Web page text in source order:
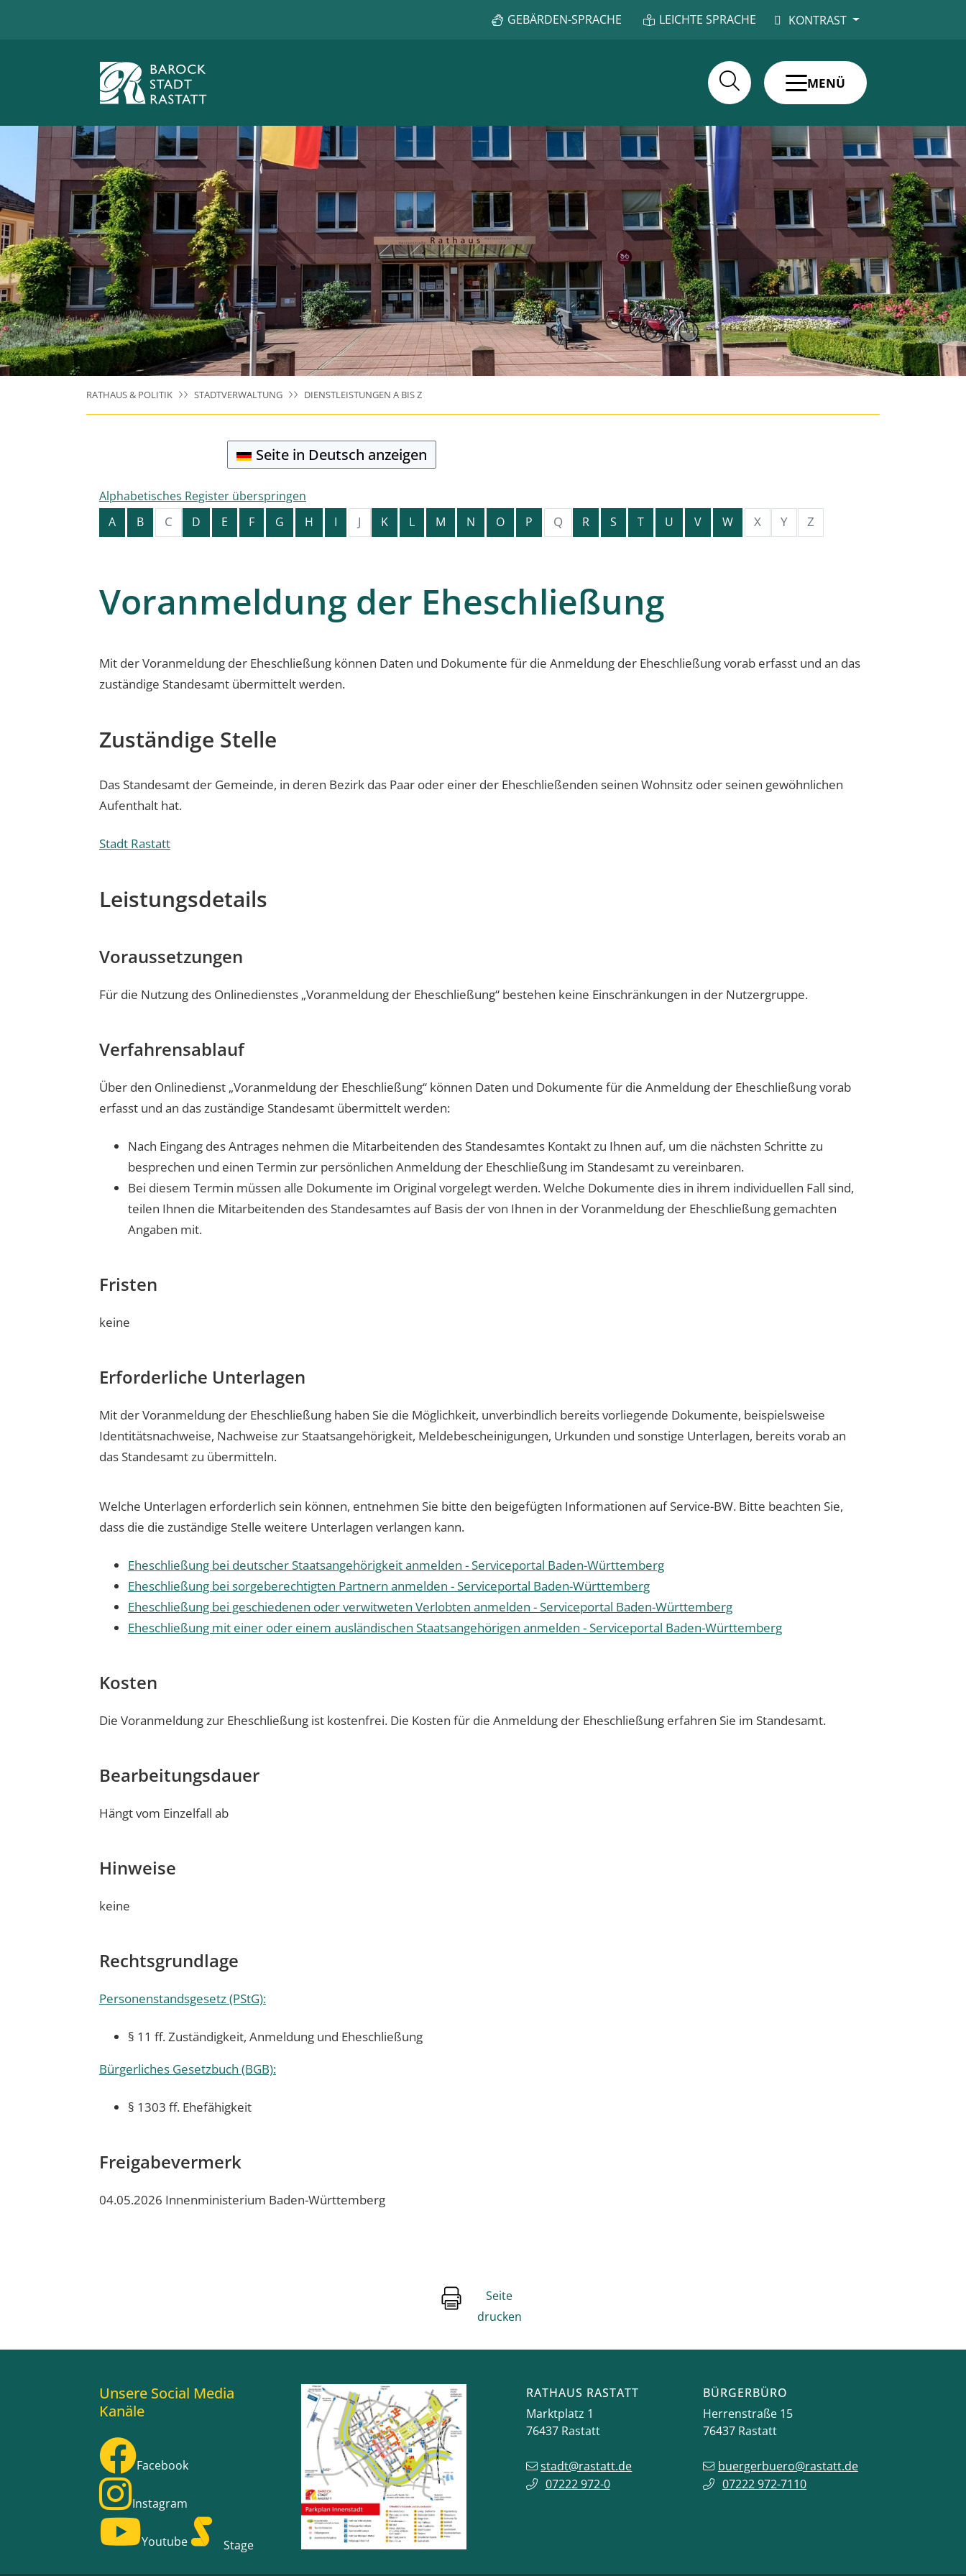
GEBÄRDEN-SPRACHE LEICHTE SPRACHE KONTRAST
MENÜ
RATHAUS & POLITIK STADTVERWALTUNG DIENSTLEISTUNGEN A BIS Z
Seite in Deutsch anzeigen
Alphabetisches Register überspringen
A
B C D E F G H I J K L M N O P Q R S T U V W X Y Z
Voranmeldung der Eheschließung
Mit der Voranmeldung der Eheschließung können Daten und Dokumente für die Anmeldung der Eheschließung vorab erfasst und an das
zuständige Standesamt übermittelt werden.
Zuständige Stelle
Das Standesamt der Gemeinde, in deren Bezirk das Paar oder einer der Eheschließenden seinen Wohnsitz oder seinen gewöhnlichen
Aufenthalt hat.
Stadt Rastatt
Leistungsdetails
Voraussetzungen
Für die Nutzung des Onlinedienstes „Voranmeldung der Eheschließung“ bestehen keine Einschränkungen in der Nutzergruppe.
Verfahrensablauf
Über den Onlinedienst „Voranmeldung der Eheschließung“ können Daten und Dokumente für die Anmeldung der Eheschließung vorab
erfasst und an das zuständige Standesamt übermittelt werden:
Nach Eingang des Antrages nehmen die Mitarbeitenden des Standesamtes Kontakt zu Ihnen auf, um die nächsten Schritte zu
besprechen und einen Termin zur persönlichen Anmeldung der Eheschließung im Standesamt zu vereinbaren.
Bei diesem Termin müssen alle Dokumente im Original vorgelegt werden. Welche Dokumente dies in ihrem individuellen Fall sind,
teilen Ihnen die Mitarbeitenden des Standesamtes auf Basis der von Ihnen in der Voranmeldung der Eheschließung gemachten
Angaben mit.
Fristen
keine
Erforderliche Unterlagen
Mit der Voranmeldung der Eheschließung haben Sie die Möglichkeit, unverbindlich bereits vorliegende Dokumente, beispielsweise
Identitätsnachweise, Nachweise zur Staatsangehörigkeit, Meldebescheinigungen, Urkunden und sonstige Unterlagen, bereits vorab an
das Standesamt zu übermitteln.
Welche Unterlagen erforderlich sein können, entnehmen Sie bitte den beigefügten Informationen auf Service-BW. Bitte beachten Sie,
dass die die zuständige Stelle weitere Unterlagen verlangen kann.
Eheschließung bei deutscher Staatsangehörigkeit anmelden - Serviceportal Baden-Württemberg
Eheschließung bei sorgeberechtigten Partnern anmelden - Serviceportal Baden-Württemberg
Eheschließung bei geschiedenen oder verwitweten Verlobten anmelden - Serviceportal Baden-Württemberg
Eheschließung mit einer oder einem ausländischen Staatsangehörigen anmelden - Serviceportal Baden-Württemberg
Kosten
Die Voranmeldung zur Eheschließung ist kostenfrei. Die Kosten für die Anmeldung der Eheschließung erfahren Sie im Standesamt.
Bearbeitungsdauer
Hängt vom Einzelfall ab
Hinweise
keine
Rechtsgrundlage
Personenstandsgesetz (PStG):
§ 11 ff. Zuständigkeit, Anmeldung und Eheschließung
Bürgerliches Gesetzbuch (BGB):
§ 1303 ff. Ehefähigkeit
Freigabevermerk
04.05.2026 Innenministerium Baden-Württemberg
Seite
drucken
Unsere Social Media
Kanäle
Facebook
Instagram
Youtube Stage
RATHAUS RASTATT
Marktplatz 1
76437 Rastatt
stadt@rastatt.de
07222 972-0
BÜRGERBÜRO
Herrenstraße 15
76437 Rastatt
buergerbuero@rastatt.de
07222 972-7110